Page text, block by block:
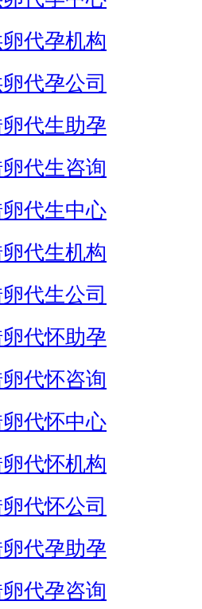
代孕机构
代孕公司
代生助孕
代生咨询
代生中心
代生机构
代生公司
代怀助孕
代怀咨询
代怀中心
代怀机构
代怀公司
代孕助孕
代孕咨询